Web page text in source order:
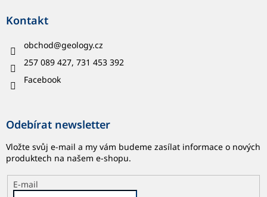
Kontakt
obchod@geology.cz
257 089 427, 731 453 392
Facebook
Odebírat newsletter
Vložte svůj e-mail a my vám budeme zasílat informace o nových
produktech na našem e-shopu.
E-mail